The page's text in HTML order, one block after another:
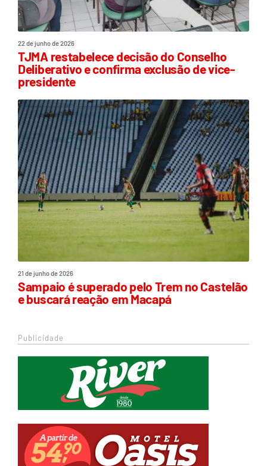
22 de junho de 2026
TJMA restabelece decisão do Conselho
Deliberativo e confirma exclusão de vice-
presidente
21 de junho de 2026
Sampaio é superado pelo Trem no Castelão
e buscará reação em Macapá
Publicidade